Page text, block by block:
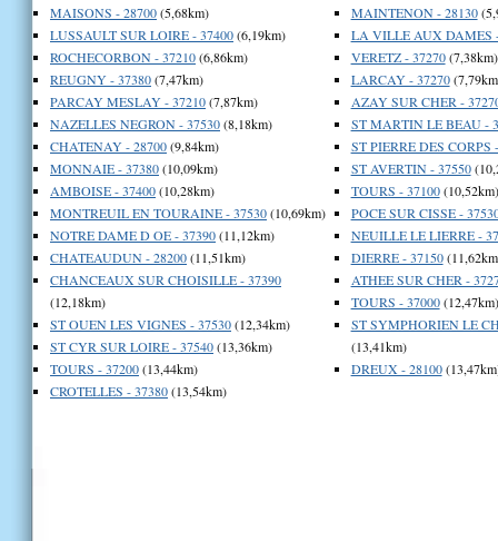
MAISONS - 28700(5,68km)
LUSSAULT SUR LOIRE - 37400(6,19km)
ROCHECORBON - 37210(6,86km)
REUGNY - 37380(7,47km)
PARCAY MESLAY - 37210(7,87km)
NAZELLES NEGRON - 37530(8,18km)
CHATENAY - 28700(9,84km)
MONNAIE - 37380(10,09km)
AMBOISE - 37400(10,28km)
MONTREUIL EN TOURAINE - 37530(10,69km)
NOTRE DAME D OE - 37390(11,12km)
CHATEAUDUN - 28200(11,51km)
CHANCEAUX SUR CHOISILLE - 37390
(12,18km)
ST OUEN LES VIGNES - 37530(12,34km)
ST CYR SUR LOIRE - 37540(13,36km)
TOURS - 37200(13,44km)
CROTELLES - 37380(13,54km)
MAINTENON - 28130
LA VILLE AUX DAMES
VERETZ - 37270(7,38km)
LARCAY - 37270
AZAY SUR CHER -
ST MARTIN LE BEAU -
ST PIERRE DES CORPS
ST AVERTIN - 37550
TOURS - 37100(10,52km)
POCE SUR CISSE -
NEUILLE LE LIERRE -
DIERRE - 37150
ATHEE SUR CHER -
TOURS - 37000(12,47km)
ST SYMPHORIEN LE
(13,41km)
DREUX - 28100